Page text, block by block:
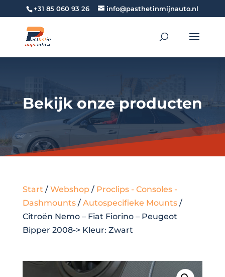
+31 85 060 93 26 info@pasthetinmijnauto.nl
Bekijk onze producten
Start / Webshop/ Proclips - Consoles -
Dashmounts/ Autospecifieke Mounts/
Citroën Nemo – Fiat Fiorino – Peugeot
Bipper 2008-> Kleur: Zwart